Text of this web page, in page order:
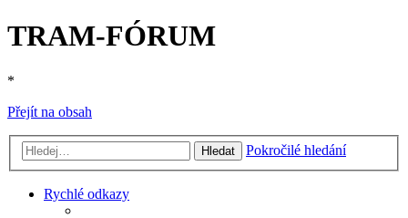
TRAM-FÓRUM
*
Přejít na obsah
Hledat Pokročilé hledání
Rychlé odkazy